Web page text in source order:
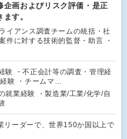
企画およびリスク評価・是正
す。
イアンス調査チームの統括・社
件に対する技術的監督・助言 ・
験 ・不正会計等の調査・管理経
験 ・チームマ…
就業経験 ・製造業/工業/化学/自
リーダーで、世界150か国以上で